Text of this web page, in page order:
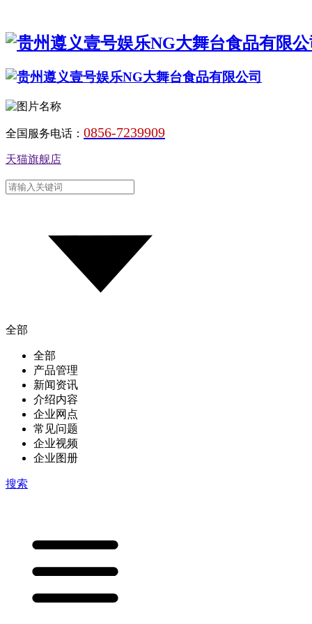
全国服务电话： 0856-7239909
天猫旗舰店
全部
全部
产品管理
新闻资讯
介绍内容
企业网点
常见问题
企业视频
企业图册
搜索